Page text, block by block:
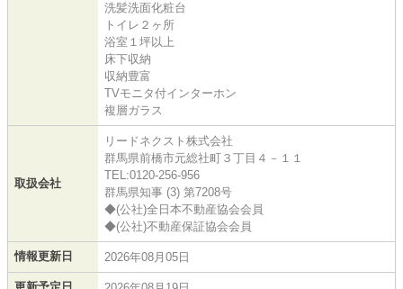
洗髪洗面化粧台
トイレ２ヶ所
浴室１坪以上
床下収納
収納豊富
TVモニタ付インターホン
複層ガラス
取扱会社
リードネクスト株式会社
群馬県前橋市元総社町３丁目４－１１
TEL:0120-256-956
群馬県知事 (3) 第7208号
◆(公社)全日本不動産協会会員
◆(公社)不動産保証協会会員
情報更新日 2026年08月05日